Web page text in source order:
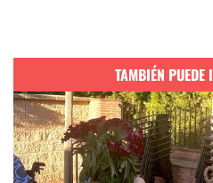
TAMBIÉN PUEDE